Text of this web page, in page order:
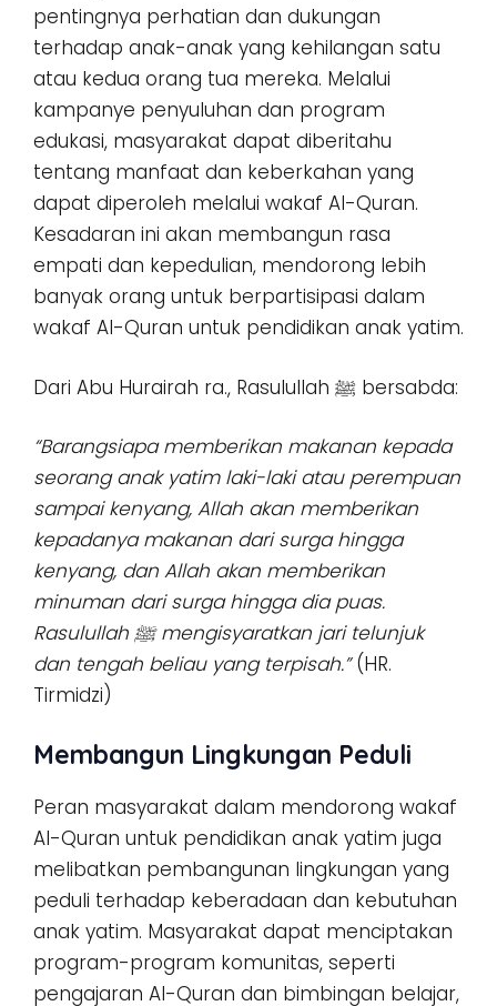
pentingnya perhatian dan dukungan
terhadap anak-anak yang kehilangan satu
atau kedua orang tua mereka. Melalui
kampanye penyuluhan dan program
edukasi, masyarakat dapat diberitahu
tentang manfaat dan keberkahan yang
dapat diperoleh melalui wakaf Al-Quran.
Kesadaran ini akan membangun rasa
empati dan kepedulian, mendorong lebih
banyak orang untuk berpartisipasi dalam
wakaf Al-Quran untuk pendidikan anak yatim.
Dari Abu Hurairah ra., Rasulullah ﷺ bersabda:
“Barangsiapa memberikan makanan kepada
seorang anak yatim laki-laki atau perempuan
sampai kenyang, Allah akan memberikan
kepadanya makanan dari surga hingga
kenyang, dan Allah akan memberikan
minuman dari surga hingga dia puas.
Rasulullah ﷺ mengisyaratkan jari telunjuk
dan tengah beliau yang terpisah.”(HR.
Tirmidzi)
Membangun Lingkungan Peduli
Peran masyarakat dalam mendorong wakaf
Al-Quran untuk pendidikan anak yatim juga
melibatkan pembangunan lingkungan yang
peduli terhadap keberadaan dan kebutuhan
anak yatim. Masyarakat dapat menciptakan
program-program komunitas, seperti
pengajaran Al-Quran dan bimbingan belajar,